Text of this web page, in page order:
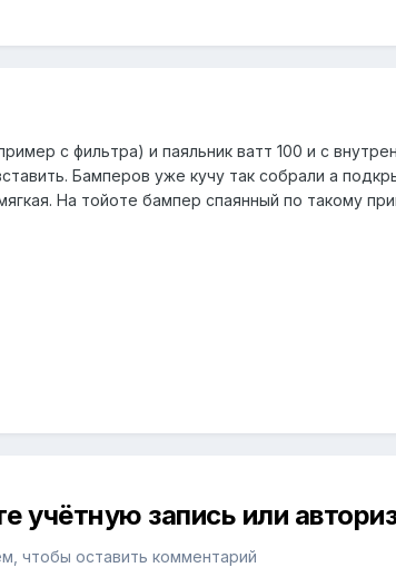
с фильтра) и паяльник ватт 100 и с
Бамперов уже кучу так собрали а
На тойоте бампер спаянный по такому
учётную запись или
чтобы оставить комментарий